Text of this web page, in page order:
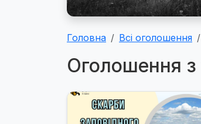
Головна Всі оголошення
Оголошення